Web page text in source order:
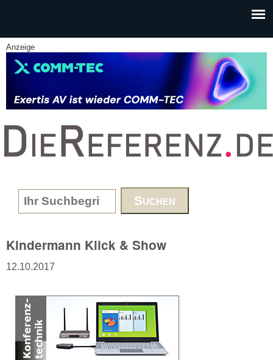
Anzeige
www.DieReferenz.de
Search form
Kindermann Klick & Show
12.10.2017